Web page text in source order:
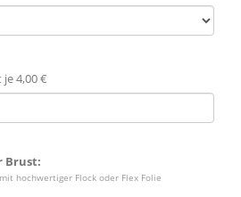
4,00 €
Brust:
hochwertiger Flock oder Flex Folie